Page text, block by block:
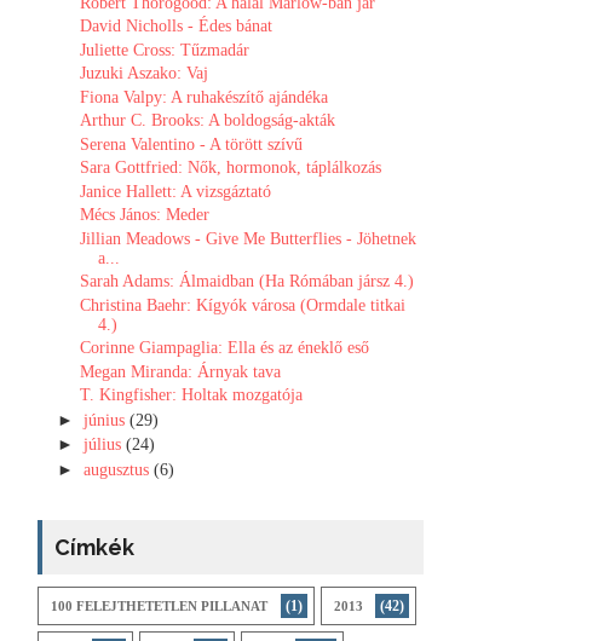
David Nicholls - Édes bánat
Juliette Cross: Tűzmadár
Juzuki Aszako: Vaj
Fiona Valpy: A ruhakészítő ajándéka
Arthur C. Brooks: A ​boldogság-akták
Serena Valentino - A törött szívű
Sara Gottfried: Nők, ​hormonok, táplálkozás
Janice Hallett: A vizsgáztató
Mécs János: Meder
Jillian Meadows - Give Me Butterflies - Jöhetnek
a...
Sarah Adams: Álmaidban (Ha Rómában jársz 4.)
Christina Baehr: Kígyók ​városa (Ormdale titkai
4.)
Corinne Giampaglia: Ella és az éneklő eső
Megan Miranda: Árnyak tava
T. Kingfisher: Holtak mozgatója
►június(29)
►július(24)
►augusztus(6)
Címkék
100 FELEJTHETETLEN PILLANAT (1) 2013 (42)